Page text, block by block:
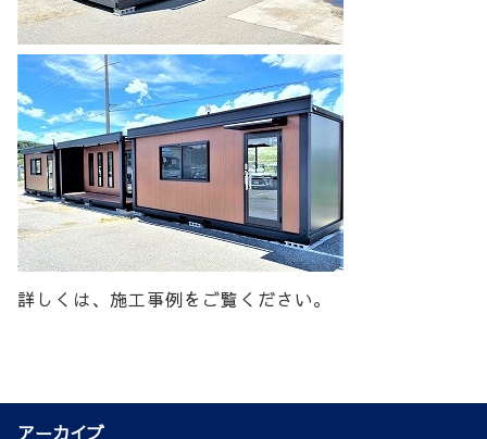
詳しくは、施工事例をご覧ください。
アーカイブ